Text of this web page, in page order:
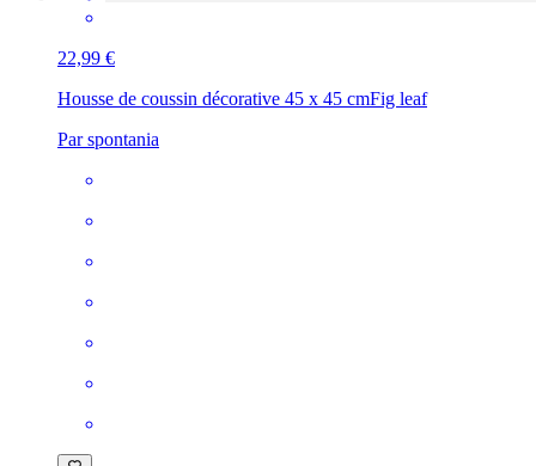
22,99 €
Housse de coussin décorative 45 x 45 cmFig leaf
Par spontania